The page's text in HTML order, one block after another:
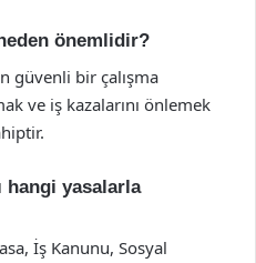
önemlidir?
güvenli bir çalışma
ve iş kazalarını önlemek
hangi yasalarla
İş Kanunu, Sosyal